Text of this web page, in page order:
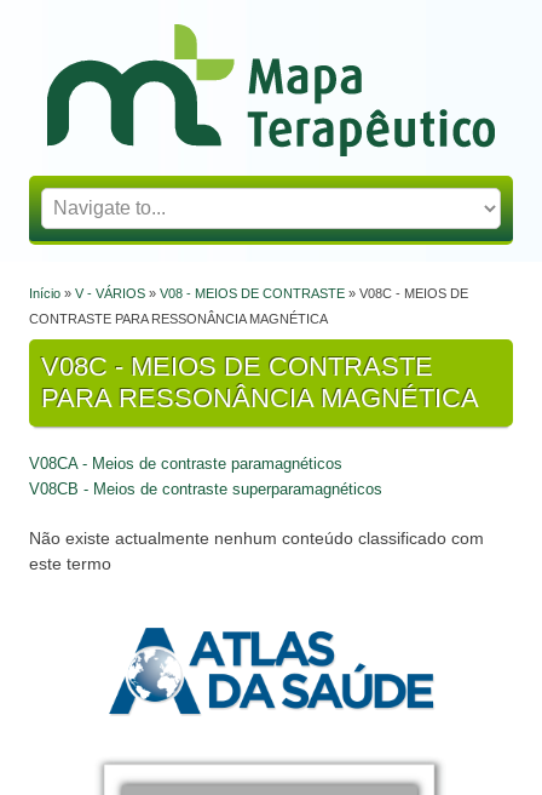
Mapa Terapêutico
Está aqui
Início » V - VÁRIOS » V08 - MEIOS DE CONTRASTE » V08C - MEIOS DE
CONTRASTE PARA RESSONÂNCIA MAGNÉTICA
V08C - MEIOS DE CONTRASTE
PARA RESSONÂNCIA MAGNÉTICA
V08CA - Meios de contraste paramagnéticos
V08CB - Meios de contraste superparamagnéticos
Não existe actualmente nenhum conteúdo classificado com
este termo